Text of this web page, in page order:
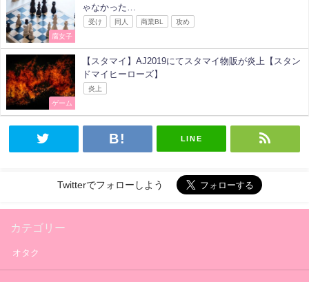
腐女子
ゃなかった…
受け 同人 商業BL 攻め
ゲーム
【スタマイ】AJ2019にてスタマイ物販が炎上【スタン
ドマイヒーローズ】
炎上
LINE
Twitterでフォローしよう
カテゴリー
オタク